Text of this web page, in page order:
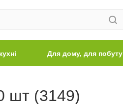
Для дому, для побуту
шт (3149)